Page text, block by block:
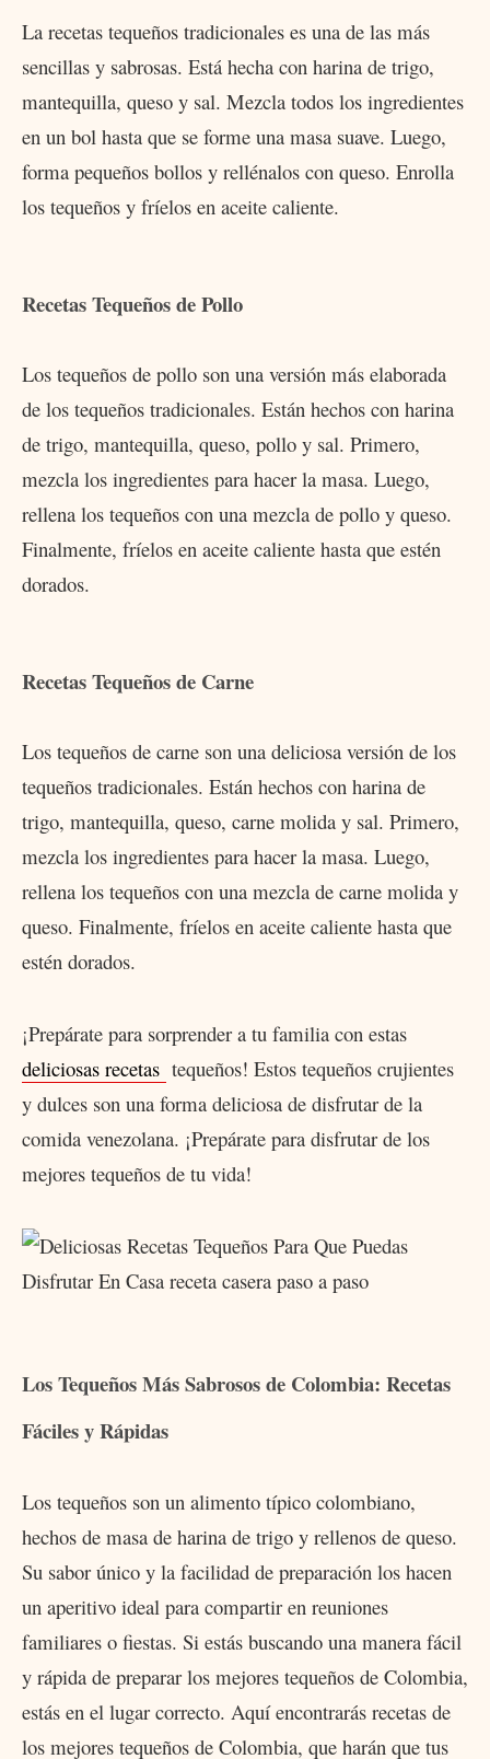
La recetas tequeños tradicionales es una de las más
sencillas y sabrosas. Está hecha con harina de trigo,
mantequilla, queso y sal. Mezcla todos los ingredientes
en un bol hasta que se forme una masa suave. Luego,
forma pequeños bollos y rellénalos con queso. Enrolla
los tequeños y fríelos en aceite caliente.
Recetas Tequeños de Pollo
Los tequeños de pollo son una versión más elaborada
de los tequeños tradicionales. Están hechos con harina
de trigo, mantequilla, queso, pollo y sal. Primero,
mezcla los ingredientes para hacer la masa. Luego,
rellena los tequeños con una mezcla de pollo y queso.
Finalmente, fríelos en aceite caliente hasta que estén
dorados.
Recetas Tequeños de Carne
Los tequeños de carne son una deliciosa versión de los
tequeños tradicionales. Están hechos con harina de
trigo, mantequilla, queso, carne molida y sal. Primero,
mezcla los ingredientes para hacer la masa. Luego,
rellena los tequeños con una mezcla de carne molida y
queso. Finalmente, fríelos en aceite caliente hasta que
estén dorados.
¡Prepárate para sorprender a tu familia con estas
deliciosas recetas tequeños! Estos tequeños crujientes
y dulces son una forma deliciosa de disfrutar de la
comida venezolana. ¡Prepárate para disfrutar de los
mejores tequeños de tu vida!
Los Tequeños Más Sabrosos de Colombia: Recetas
Fáciles y Rápidas
Los tequeños son un alimento típico colombiano,
hechos de masa de harina de trigo y rellenos de queso.
Su sabor único y la facilidad de preparación los hacen
un aperitivo ideal para compartir en reuniones
familiares o fiestas. Si estás buscando una manera fácil
y rápida de preparar los mejores tequeños de Colombia,
estás en el lugar correcto. Aquí encontrarás recetas de
los mejores tequeños de Colombia, que harán que tus